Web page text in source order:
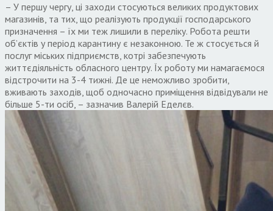
– У першу чергу, ці заходи стосуються великих продуктових
магазинів, та тих, що реалізують продукції господарського
призначення – їх ми теж лишили в переліку. Робота решти
об’єктів у період карантину є незаконною. Те ж стосується й
послуг міських підприємств, котрі забезпечують
життєдіяльність обласного центру. Їх роботу ми намагаємося
відстрочити на 3-4 тижні. Де це неможливо зробити,
вживають заходів, щоб одночасно приміщення відвідували не
більше 5-ти осіб, – зазначив Валерій Еделєв.